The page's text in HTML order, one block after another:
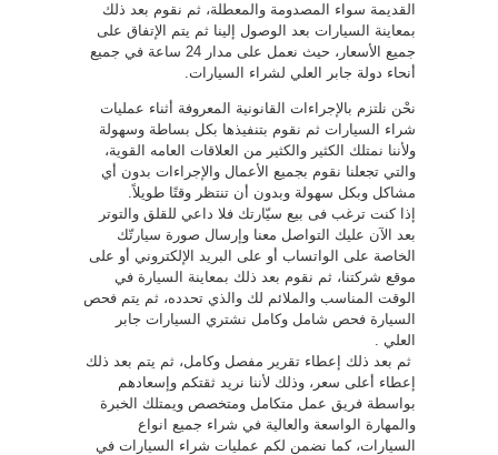
القديمة سواء المصدومة والمعطلة، ثم نقوم بعد ذلك
بمعاينة السيارات بعد الوصول إلينا ثم يتم الإتفاق على
جميع الأسعار، حيث نعمل على مدار 24 ساعة في جميع
أنحاء دولة جابر العلي لشراء السيارات.
نحْن نلتزم بالإجراءات القانونية المعروفة أثناء عمليات
شراء السيارات ثم نقوم بتنفيذها بكل بساطة وسهولة
ولأننا نمتلك الكثير والكثير من العلاقات العامه القوية،
والتي تجعلنا نقوم بجميع الأعمال والإجراءات بدون أي
مشاكل وبكل سهولة وبدون أن تنتظر وقتًا طويلاً.
إذا كنت ترغب فى بيع سيّارتك فلا داعي للقلق والتوتر
بعد الآن عليك التواصل معنا وإرسال صورة سيارتّك
الخاصة على الواتساب أو على البريد الإلكتروني أو على
موقع شركتنا، ثم نقوم بعد ذلك بمعاينة السيارة في
الوقت المناسب والملائم لك والذي تحدده، ثم يتم فحص
السيارة فحص شامل وكامل نشتري السيارات جابر
العلي .
ثم بعد ذلك إعطاء تقرير مفصل وكامل، ثم يتم بعد ذلك
إعطاء أعلى سعر، وذلك لأننا نريد ثقتكم وإسعادهم
بواسطة فريق عمل متكامل ومتخصص ويمتلك الخبرة
والمهارة الواسعة والعالية في شراء جميع انواع
السيارات، كما نضمن لكم عمليات شراء السيارات في